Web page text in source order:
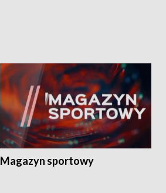
Magazyn sportowy